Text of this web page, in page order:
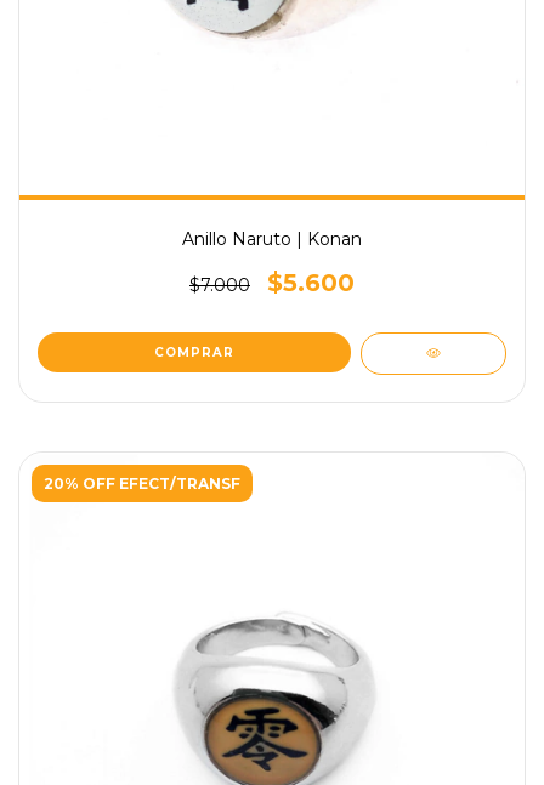
Anillo Naruto | Konan
$7.000 $5.600
COMPRAR
20% OFF EFECT/TRANSF